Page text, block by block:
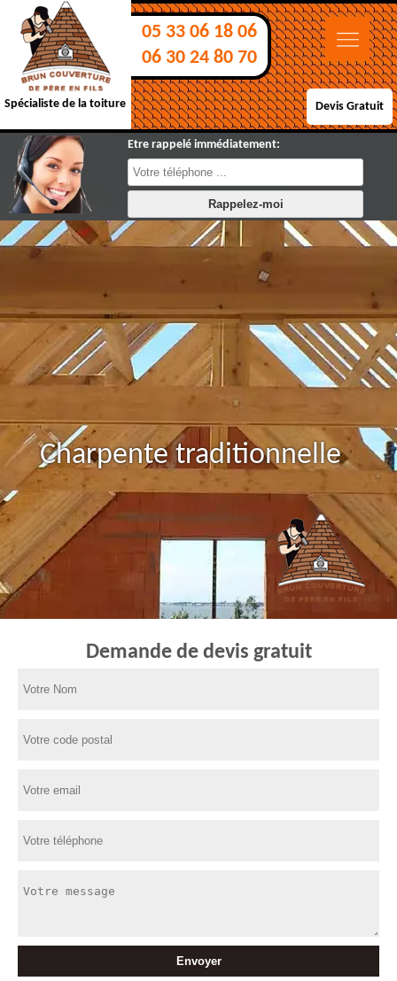
Spécialiste de la toiture
05 33 06 18 06
06 30 24 80 70
Devis Gratuit
Etre rappelé immédiatement:
Charpente traditionnelle
Demande de devis gratuit